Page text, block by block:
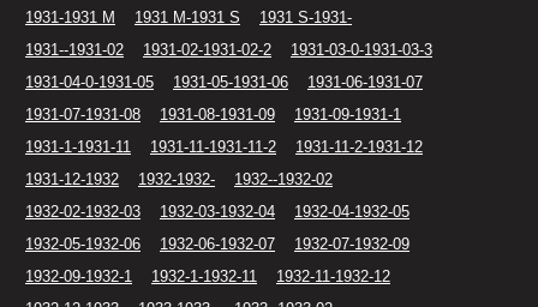
1931-1931 M
1931 M-1931 S
1931 S-1931-
1931--1931-02
1931-02-1931-02-2
1931-03-0-1931-03-3
1931-04-0-1931-05
1931-05-1931-06
1931-06-1931-07
1931-07-1931-08
1931-08-1931-09
1931-09-1931-1
1931-1-1931-11
1931-11-1931-11-2
1931-11-2-1931-12
1931-12-1932
1932-1932-
1932--1932-02
1932-02-1932-03
1932-03-1932-04
1932-04-1932-05
1932-05-1932-06
1932-06-1932-07
1932-07-1932-09
1932-09-1932-1
1932-1-1932-11
1932-11-1932-12